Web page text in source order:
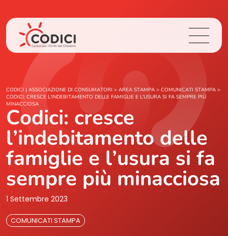
Chi Siamo
Cosa Facciamo
Area Stampa
Contatti
CODICI | ASSOCIAZIONE DI CONSUMATORI > AREA STAMPA > COMUNICATI STAMPA >
CODICI: CRESCE L’INDEBITAMENTO DELLE FAMIGLIE E L’USURA SI FA SEMPRE PIÙ
MINACCIOSA
Codici: cresce
l’indebitamento delle
famiglie e l’usura si fa
sempre più minacciosa
1 Settembre 2023
COMUNICATI STAMPA